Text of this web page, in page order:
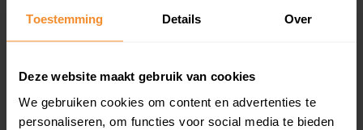
Toestemming Details Over
Deze website maakt gebruik van cookies
We gebruiken cookies om content en advertenties te
personaliseren, om functies voor social media te bieden
Andere koopsommen opvragen
Slenk 63
Woonoppervlak
201 m2
Perceel
516 m2